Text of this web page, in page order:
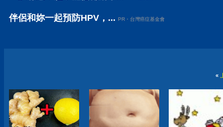
伴侶和妳一起預防HPV，... PR・台灣癌症基金會
«